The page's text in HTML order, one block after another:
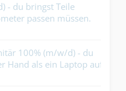
- du bringst Teile
passen müssen.
100% (m/w/d) - du
Hand als ein Laptop auf